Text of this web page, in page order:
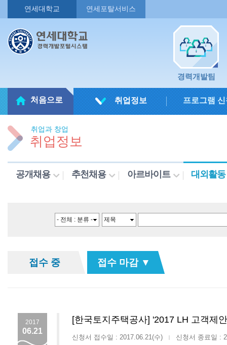
연세대학교 연세포탈서비스
경력개발팀
처음으로 취업정보 프로그램
취업과 창업
취업정보
공개채용 추천채용 아르바이트 대외활동
접수 중 접수 마감 ▼
2017
06.21
[한국토지주택공사] '2017 LH 고객제
신청서 접수일 : 2017.06.21(수) |
신청서 종료일 :